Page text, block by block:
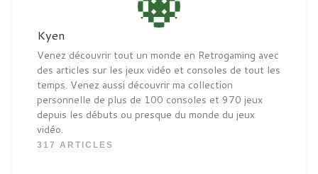
Kyen
Venez découvrir tout un monde en Retrogaming avec
des articles sur les jeux vidéo et consoles de tout les
temps. Venez aussi découvrir ma collection
personnelle de plus de 100 consoles et 970 jeux
depuis les débuts ou presque du monde du jeux
vidéo.
317 ARTICLES